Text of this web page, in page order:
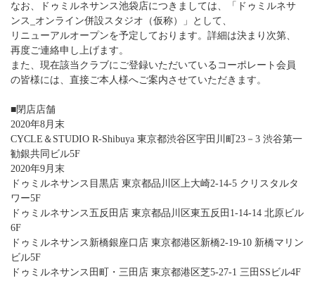
なお、ドゥミルネサンス池袋店につきましては、「ドゥミルネサ
ンス_オンライン併設スタジオ（仮称）」として、
リニューアルオープンを予定しております。詳細は決まり次第、
再度ご連絡申し上げます。
また、現在該当クラブにご登録いただいているコーポレート会員
の皆様には、直接ご本人様へご案内させていただきます。
■閉店店舗
2020年8月末
CYCLE＆STUDIO R-Shibuya 東京都渋谷区宇田川町23－3 渋谷第一
勧銀共同ビル5F
2020年9月末
ドゥミルネサンス目黒店 東京都品川区上大崎2-14-5 クリスタルタ
ワー5F
ドゥミルネサンス五反田店 東京都品川区東五反田1-14-14 北原ビル
6F
ドゥミルネサンス新橋銀座口店 東京都港区新橋2-19-10 新橋マリン
ビル5F
ドゥミルネサンス田町・三田店 東京都港区芝5-27-1 三田SSビル4F